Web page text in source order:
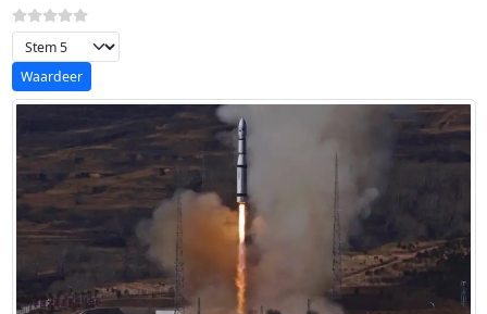
Voeg waardering toe